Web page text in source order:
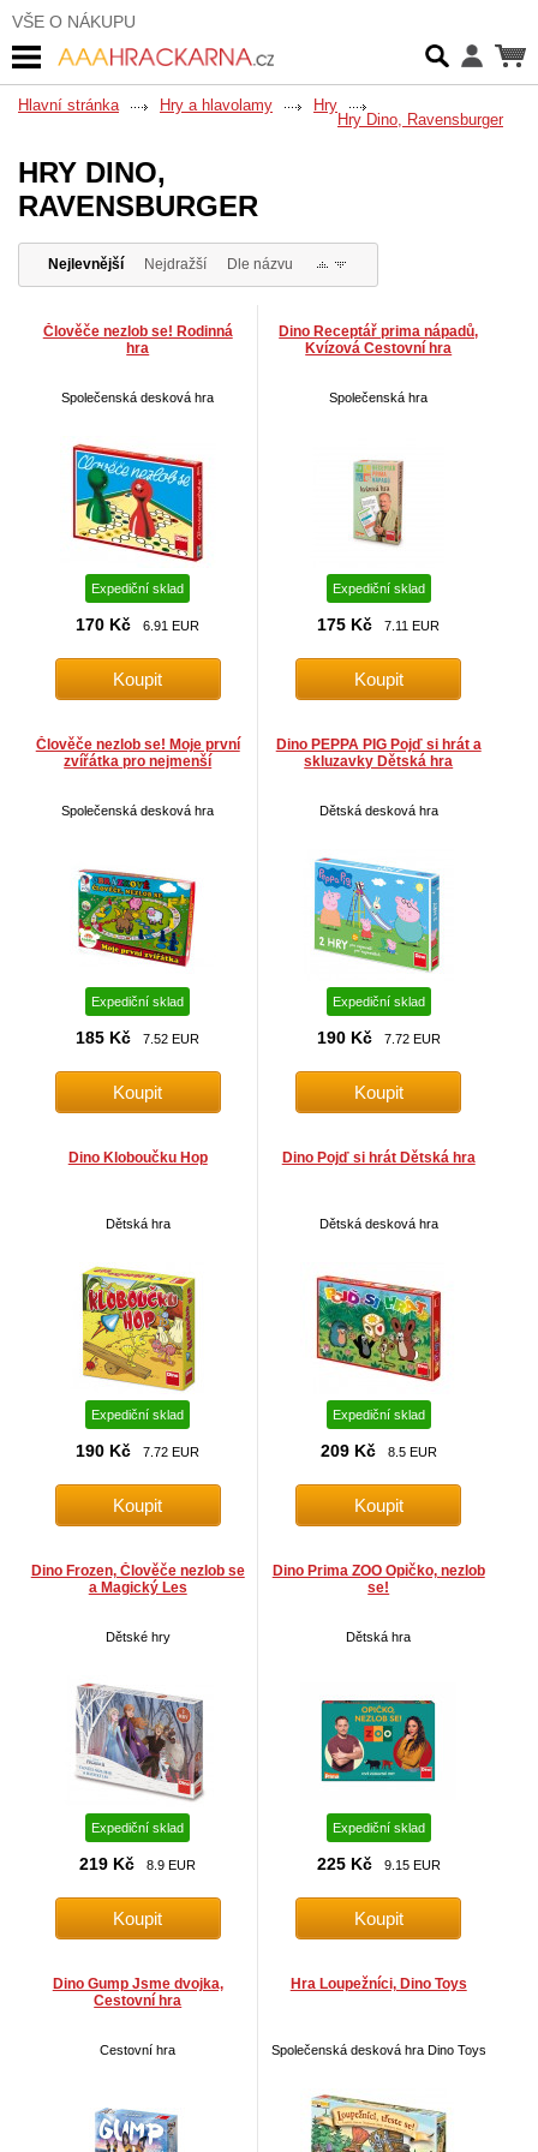
VŠE O NÁKUPU
Hlavní stránka Hry a hlavolamy
Hry
Hry Dino, Ravensburger
HRY DINO,
RAVENSBURGER
Nejlevnější Nejdražší Dle názvu
Člověče nezlob se! Rodinná
hra
Společenská desková hra
Expediční sklad
170 Kč 6.91 EUR
Dino Receptář prima nápadů,
Kvízová Cestovní hra
Společenská hra
Expediční sklad
175 Kč 7.11 EUR
Člověče nezlob se! Moje první
zvířátka pro nejmenší
Společenská desková hra
Expediční sklad
185 Kč 7.52 EUR
Dino PEPPA PIG Pojď si hrát a
skluzavky Dětská hra
Dětská desková hra
Expediční sklad
190 Kč 7.72 EUR
Dino Kloboučku Hop
Dětská hra
Expediční sklad
190 Kč 7.72 EUR
Dino Pojď si hrát Dětská hra
Dětská desková hra
Expediční sklad
209 Kč 8.5 EUR
Dino Frozen, Člověče nezlob se
a Magický Les
Dětské hry
Expediční sklad
219 Kč 8.9 EUR
Dino Prima ZOO Opičko, nezlob
se!
Dětská hra
Expediční sklad
225 Kč 9.15 EUR
Dino Gump Jsme dvojka,
Cestovní hra
Cestovní hra
Hra Loupežníci, Dino Toys
Společenská desková hra Dino Toys